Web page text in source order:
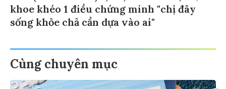
khoe khéo 1 điều chứng minh "chị đây
sống khỏe chả cần dựa vào ai"
Cùng chuyên mục